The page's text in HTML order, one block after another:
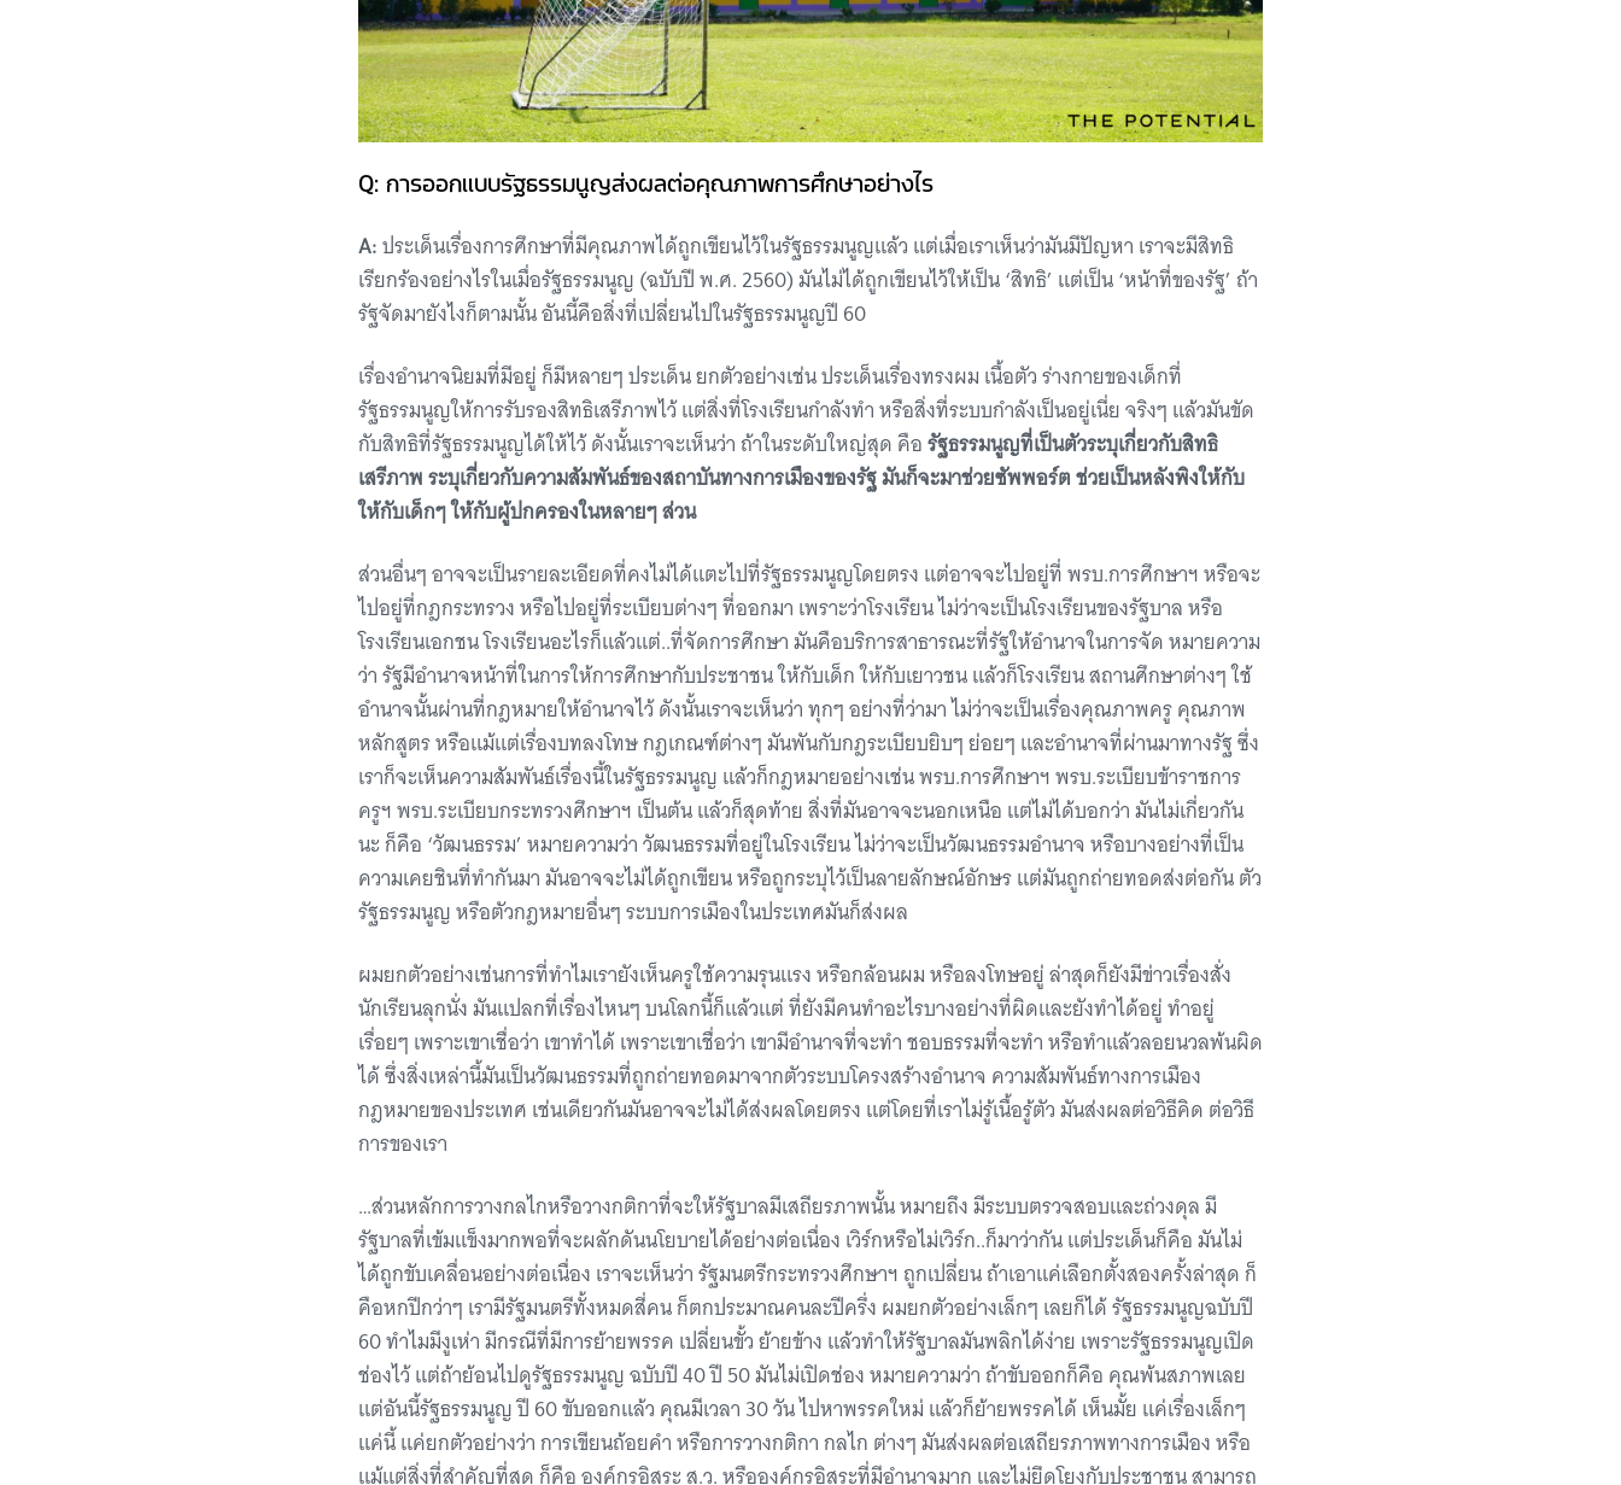
Q: การออกแบบรัฐธรรมนูญส่งผลต่อคุณภาพการศึกษาอย่างไร
A:ประเด็นเรื่องการศึกษาที่มีคุณภาพได้ถูกเขียนไว้ในรัฐธรรมนูญแล้ว แต่เมื่อเราเห็นว่ามันมีปัญหา เราจะมีสิทธิ
เรียกร้องอย่างไรในเมื่อรัฐธรรมนูญ (ฉบับปี พ.ศ. 2560) มันไม่ได้ถูกเขียนไว้ให้เป็น ‘สิทธิ’ แต่เป็น ‘หน้าที่ของรัฐ’ ถ้า
รัฐจัดมายังไงก็ตามนั้น อันนี้คือสิ่งที่เปลี่ยนไปในรัฐธรรมนูญปี 60
เรื่องอำนาจนิยมที่มีอยู่ ก็มีหลายๆ ประเด็น ยกตัวอย่างเช่น ประเด็นเรื่องทรงผม เนื้อตัว ร่างกายของเด็กที่
รัฐธรรมนูญให้การรับรองสิทธิเสรีภาพไว้ แต่สิ่งที่โรงเรียนกำลังทำ หรือสิ่งที่ระบบกำลังเป็นอยู่เนี่ย จริงๆ แล้วมันขัด
กับสิทธิที่รัฐธรรมนูญได้ให้ไว้ ดังนั้นเราจะเห็นว่า ถ้าในระดับใหญ่สุด คือรัฐธรรมนูญที่เป็นตัวระบุเกี่ยวกับสิทธิ
เสรีภาพ ระบุเกี่ยวกับความสัมพันธ์ของสถาบันทางการเมืองของรัฐ มันก็จะมาช่วยซัพพอร์ต ช่วยเป็นหลังพิงให้กับ
ให้กับเด็กๆ ให้กับผู้ปกครองในหลายๆ ส่วน
ส่วนอื่นๆ อาจจะเป็นรายละเอียดที่คงไม่ได้แตะไปที่รัฐธรรมนูญโดยตรง แต่อาจจะไปอยู่ที่ พรบ.การศึกษาฯ หรือจะ
ไปอยู่ที่กฎกระทรวง หรือไปอยู่ที่ระเบียบต่างๆ ที่ออกมา เพราะว่าโรงเรียน ไม่ว่าจะเป็นโรงเรียนของรัฐบาล หรือ
โรงเรียนเอกชน โรงเรียนอะไรก็แล้วแต่..ที่จัดการศึกษา มันคือบริการสาธารณะที่รัฐให้อำนาจในการจัด หมายความ
ว่า รัฐมีอำนาจหน้าที่ในการให้การศึกษากับประชาชน ให้กับเด็ก ให้กับเยาวชน แล้วก็โรงเรียน สถานศึกษาต่างๆ ใช้
อำนาจนั้นผ่านที่กฎหมายให้อำนาจไว้ ดังนั้นเราจะเห็นว่า ทุกๆ อย่างที่ว่ามา ไม่ว่าจะเป็นเรื่องคุณภาพครู คุณภาพ
หลักสูตร หรือแม้แต่เรื่องบทลงโทษ กฎเกณฑ์ต่างๆ มันพันกับกฎระเบียบยิบๆ ย่อยๆ และอำนาจที่ผ่านมาทางรัฐ ซึ่ง
เราก็จะเห็นความสัมพันธ์เรื่องนี้ในรัฐธรรมนูญ แล้วก็กฎหมายอย่างเช่น พรบ.การศึกษาฯ พรบ.ระเบียบข้าราชการ
ครูฯ พรบ.ระเบียบกระทรวงศึกษาฯ เป็นต้น แล้วก็สุดท้าย สิ่งที่มันอาจจะนอกเหนือ แต่ไม่ได้บอกว่า มันไม่เกี่ยวกัน
นะ ก็คือ ‘วัฒนธรรม’ หมายความว่า วัฒนธรรมที่อยู่ในโรงเรียน ไม่ว่าจะเป็นวัฒนธรรมอำนาจ หรือบางอย่างที่เป็น
ความเคยชินที่ทำกันมา มันอาจจะไม่ได้ถูกเขียน หรือถูกระบุไว้เป็นลายลักษณ์อักษร แต่มันถูกถ่ายทอดส่งต่อกัน ตัว
รัฐธรรมนูญ หรือตัวกฎหมายอื่นๆ ระบบการเมืองในประเทศมันก็ส่งผล
ผมยกตัวอย่างเช่นการที่ทำไมเรายังเห็นครูใช้ความรุนแรง หรือกล้อนผม หรือลงโทษอยู่ ล่าสุดก็ยังมีข่าวเรื่องสั่ง
นักเรียนลุกนั่ง มันแปลกที่เรื่องไหนๆ บนโลกนี้ก็แล้วแต่ ที่ยังมีคนทำอะไรบางอย่างที่ผิดและยังทำได้อยู่ ทำอยู่
เรื่อยๆ เพราะเขาเชื่อว่า เขาทำได้ เพราะเขาเชื่อว่า เขามีอำนาจที่จะทำ ชอบธรรมที่จะทำ หรือทำแล้วลอยนวลพ้นผิด
ได้ ซึ่งสิ่งเหล่านี้มันเป็นวัฒนธรรมที่ถูกถ่ายทอดมาจากตัวระบบโครงสร้างอำนาจ ความสัมพันธ์ทางการเมือง
กฎหมายของประเทศ เช่นเดียวกันมันอาจจะไม่ได้ส่งผลโดยตรง แต่โดยที่เราไม่รู้เนื้อรู้ตัว มันส่งผลต่อวิธีคิด ต่อวิธี
การของเรา
…ส่วนหลักการวางกลไกหรือวางกติกาที่จะให้รัฐบาลมีเสถียรภาพนั้น หมายถึง มีระบบตรวจสอบและถ่วงดุล มี
รัฐบาลที่เข้มแข็งมากพอที่จะผลักดันนโยบายได้อย่างต่อเนื่อง เวิร์กหรือไม่เวิร์ก..ก็มาว่ากัน แต่ประเด็นก็คือ มันไม่
ได้ถูกขับเคลื่อนอย่างต่อเนื่อง เราจะเห็นว่า รัฐมนตรีกระทรวงศึกษาฯ ถูกเปลี่ยน ถ้าเอาแค่เลือกตั้งสองครั้งล่าสุด ก็
คือหกปีกว่าๆ เรามีรัฐมนตรีทั้งหมดสี่คน ก็ตกประมาณคนละปีครึ่ง ผมยกตัวอย่างเล็กๆ เลยก็ได้ รัฐธรรมนูญฉบับปี
60 ทำไมมีงูเห่า มีกรณีที่มีการย้ายพรรค เปลี่ยนขั้ว ย้ายข้าง แล้วทำให้รัฐบาลมันพลิกได้ง่าย เพราะรัฐธรรมนูญเปิด
ช่องไว้ แต่ถ้าย้อนไปดูรัฐธรรมนูญ ฉบับปี 40 ปี 50 มันไม่เปิดช่อง หมายความว่า ถ้าขับออกก็คือ คุณพ้นสภาพเลย
แต่อันนี้รัฐธรรมนูญ ปี 60 ขับออกแล้ว คุณมีเวลา 30 วัน ไปหาพรรคใหม่ แล้วก็ย้ายพรรคได้ เห็นมั้ย แค่เรื่องเล็กๆ
แค่นี้ แค่ยกตัวอย่างว่า การเขียนถ้อยคำ หรือการวางกติกา กลไก ต่างๆ มันส่งผลต่อเสถียรภาพทางการเมือง หรือ
แม้แต่สิ่งที่สำคัญที่สุด ก็คือ องค์กรอิสระ ส.ว. หรือองค์กรอิสระที่มีอำนาจมาก และไม่ยึดโยงกับประชาชน สามารถ